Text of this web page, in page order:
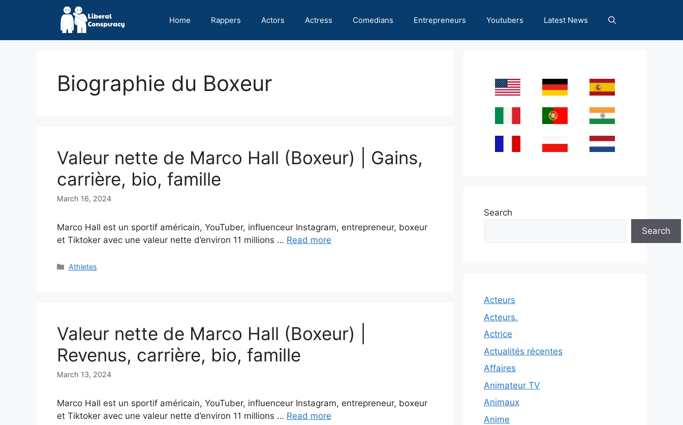
Home Rappers Actors Actress Comedians Entrepreneurs Youtubers Latest News
Biographie du Boxeur
Valeur nette de Marco Hall (Boxeur) | Gains,
carrière, bio, famille
March 16, 2024
Marco Hall est un sportif américain, YouTuber, influenceur Instagram, entrepreneur, boxeur
et Tiktoker avec une valeur nette d’environ 11 millions … Read more
Categories
Athletes
Valeur nette de Marco Hall (Boxeur) |
Revenus, carrière, bio, famille
March 13, 2024
Marco Hall est un sportif américain, YouTuber, influenceur Instagram, entrepreneur, boxeur
et Tiktoker avec une valeur nette d’environ 11 millions … Read more
Search
Search
Acteurs
Acteurs.
Actrice
Actualités récentes
Affaires
Animateur TV
Animaux
Anime